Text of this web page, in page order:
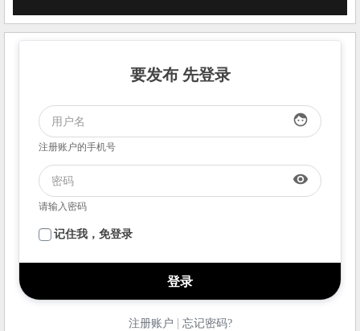
要发布 先登录
face
注册账户的手机号
visibility
请输入密码
记住我，免登录
注册账户 | 忘记密码?